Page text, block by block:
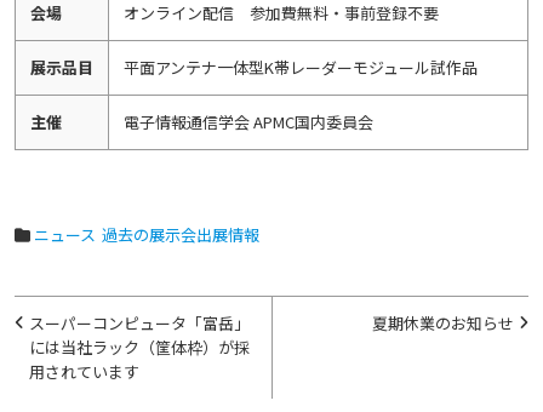
会場 オンライン配信 参加費無料・事前登録不要
展示品目 平面アンテナ一体型K帯レーダーモジュール試作品
主催 電子情報通信学会 APMC国内委員会
ニュース 過去の展示会出展情報
投
稿
ナ
夏期休業のお知らせ
スーパーコンピュータ「富岳」
には当社ラック（筐体枠）が採
用されています